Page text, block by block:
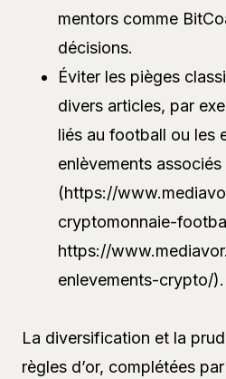
mentors comme
décisions.
Éviter les pièges
divers articles, par
liés au football ou les
enlèvements
(https://
cryptomonnaie-
https://
enlevements-crypto/).
La diversification et la
règles d’or, complétées